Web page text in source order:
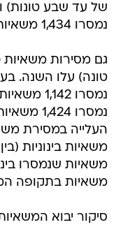
נמסרו 1,434 משאיות קלות - עלייה של יותר מ-10%.
נמסרו
העלייה במסירת
משאיות בתקופה
סיקור יבוא